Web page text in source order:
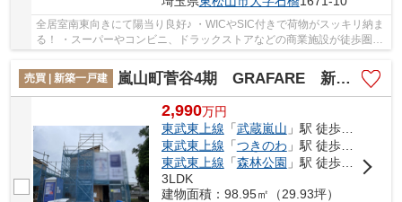
全居室南東向きにて陽当り良好♪ ・WICやSIC付きで荷物がスッキリ納ま
る！ ・スーパーやコンビニ、ドラックストアなどの商業施設が徒歩圏内
売買 | 新築一戸建
嵐山町菅谷4期 GRAFARE 新築戸建 全2棟 2号棟
2,990万円
東武東上線 「武蔵嵐山 」駅 徒歩5分
東武東上線 「つきのわ 」駅 徒歩29分
東武東上線 「森林公園 」駅 徒歩63分
3LDK
建物面積：98.95㎡（29.93坪）